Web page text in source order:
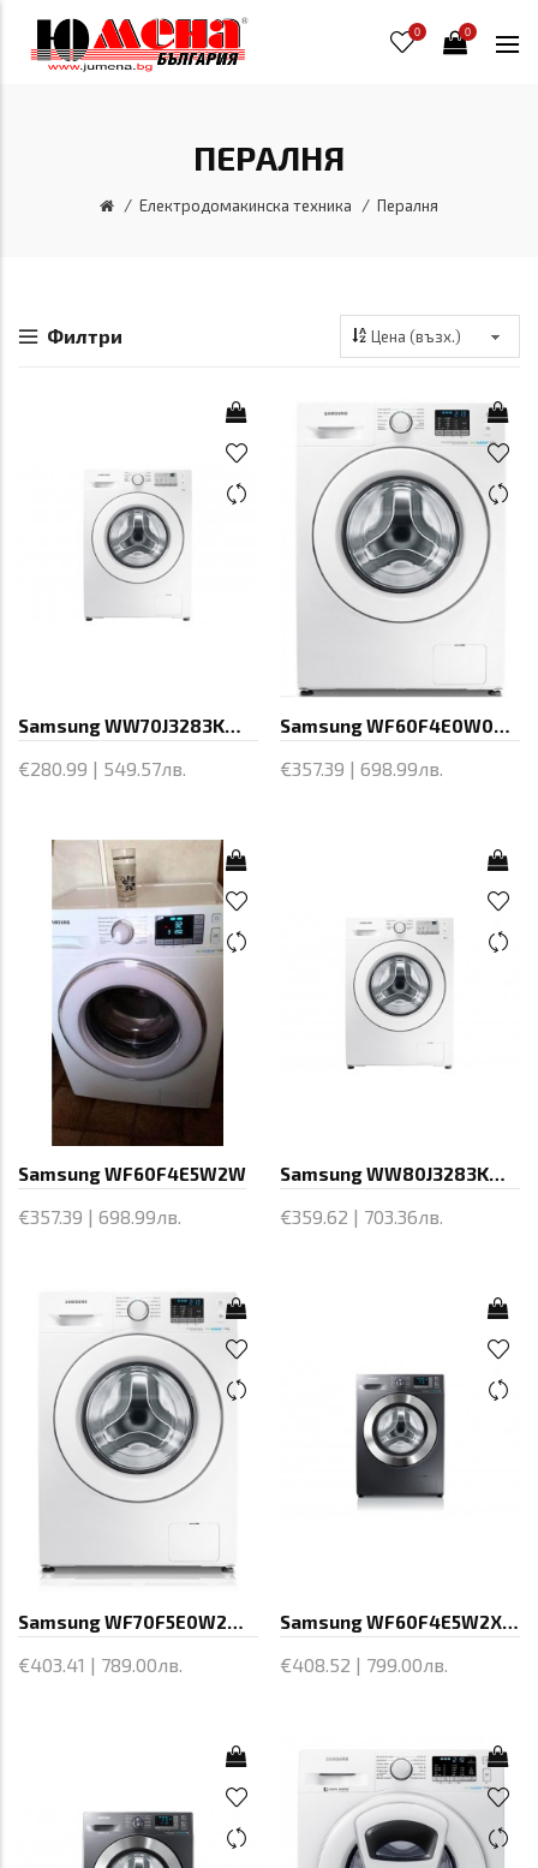
0 0
ПЕРАЛНЯ
Електродомакинска техника Пералня
Филтри
Samsung WW70J3283KW1EC, Washing
€280.99 | 549.57лв.
Samsung WF60F4E0W0W Washing Machine,
€357.39 | 698.99лв.
Samsung WF60F4E5W2W
€357.39 | 698.99лв.
Samsung WW80J3283KW/LE, Washing
€359.62 | 703.36лв.
Samsung WF70F5E0W2W Washing Machine,
€403.41 | 789.00лв.
Samsung WF60F4E5W2X Washing Machine,
€408.52 | 799.00лв.